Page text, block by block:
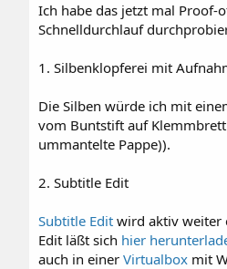
Ich habe das jetzt mal Proof-
Schnelldurchlauf
1. Silbenklopferei mit
Die Silben würde ich mit
vom Buntstift auf
ummantelte Pappe)).
2. Subtitle Edit
Subtitle Edit wird aktiv weiter
Edit läßt sich hier
auch in einerVirtualbox mit